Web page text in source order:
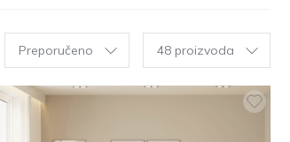
Preporučeno 48 proizvoda